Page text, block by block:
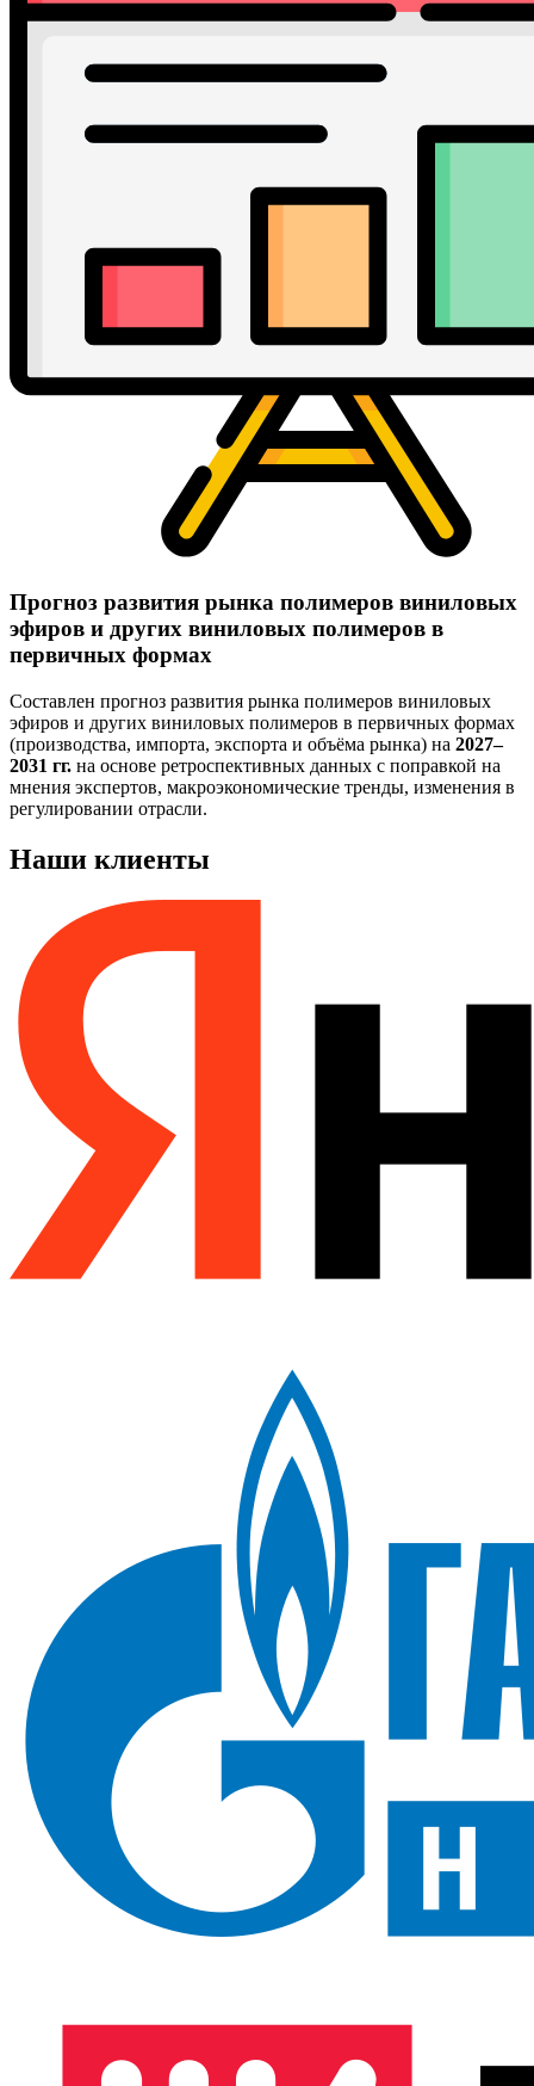
Прогноз развития рынка полимеров виниловых
эфиров и других виниловых полимеров в
первичных формах
Составлен прогноз развития рынка полимеров виниловых
эфиров и других виниловых полимеров в первичных формах
(производства, импорта, экспорта и объёма рынка) на 2027–
2031 гг. на основе ретроспективных данных с поправкой на
мнения экспертов, макроэкономические тренды, изменения в
регулировании отрасли.
Наши клиенты